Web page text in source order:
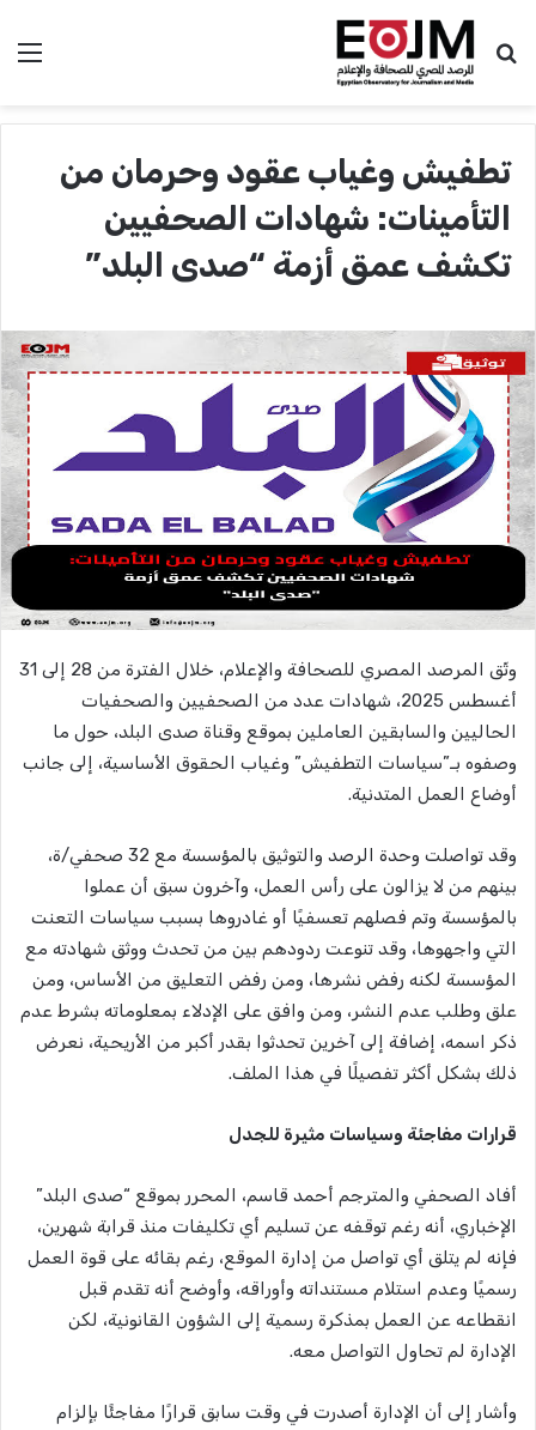
بحث عن
تطفيش وغياب عقود وحرمان من
التأمينات: شهادات الصحفيين
تكشف عمق أزمة “صدى البلد”
وثّق المرصد المصري للصحافة والإعلام، خلال الفترة من 28 إلى 31
أغسطس 2025، شهادات عدد من الصحفيين والصحفيات
الحاليين والسابقين العاملين بموقع وقناة صدى البلد، حول ما
وصفوه بـ”سياسات التطفيش” وغياب الحقوق الأساسية، إلى جانب
أوضاع العمل المتدنية.
وقد تواصلت وحدة الرصد والتوثيق بالمؤسسة مع 32 صحفي/ة،
بينهم من لا يزالون على رأس العمل، وآخرون سبق أن عملوا
بالمؤسسة وتم فصلهم تعسفيًا أو غادروها بسبب سياسات التعنت
التي واجهوها، وقد تنوعت ردودهم بين من تحدث ووثق شهادته مع
المؤسسة لكنه رفض نشرها، ومن رفض التعليق من الأساس، ومن
علق وطلب عدم النشر، ومن وافق على الإدلاء بمعلوماته بشرط عدم
ذكر اسمه، إضافة إلى آخرين تحدثوا بقدر أكبر من الأريحية، نعرض
ذلك بشكل أكثر تفصيلًا في هذا الملف.
قرارات مفاجئة وسياسات مثيرة للجدل
أفاد الصحفي والمترجم أحمد قاسم، المحرر بموقع “صدى البلد”
الإخباري، أنه رغم توقفه عن تسليم أي تكليفات منذ قرابة شهرين،
فإنه لم يتلق أي تواصل من إدارة الموقع، رغم بقائه على قوة العمل
رسميًا وعدم استلام مستنداته وأوراقه، وأوضح أنه تقدم قبل
انقطاعه عن العمل بمذكرة رسمية إلى الشؤون القانونية، لكن
الإدارة لم تحاول التواصل معه.
وأشار إلى أن الإدارة أصدرت في وقت سابق قرارًا مفاجئًا بإلزام